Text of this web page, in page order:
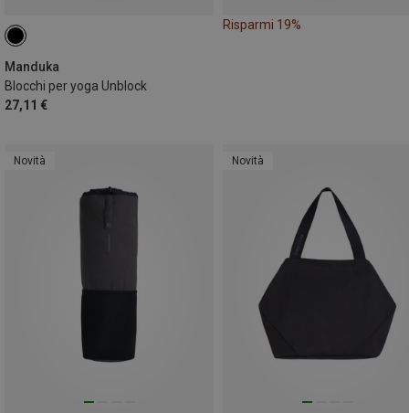
Manduka
Blocchi per yoga Unblock
27,11 €
Risparmi 19%
Novità Novità